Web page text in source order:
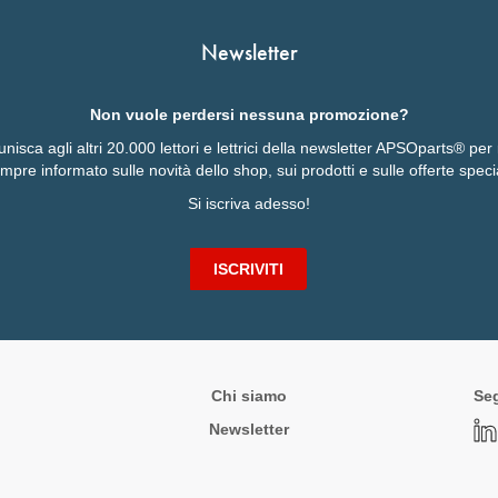
Newsletter
Non vuole perdersi nessuna promozione?
agli altri 20.000 lettori e lettrici della newsletter APSOparts® per
informato sulle novità dello shop, sui prodotti e sulle offerte
Si iscriva adesso!
ISCRIVITI
Chi siamo
Newsletter